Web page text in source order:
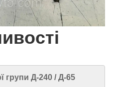
групи Д-240 / Д-65